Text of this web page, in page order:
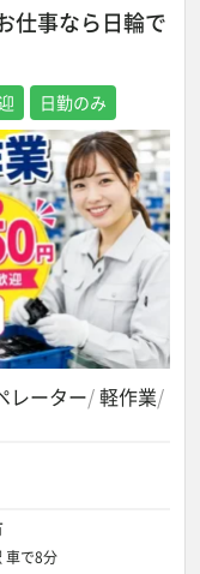
仕事なら日輪で
日勤のみ
レーター 軽作業
車で8分